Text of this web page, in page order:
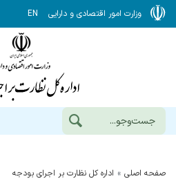
وزارت امور اقتصادی و دارایی EN
صفحه اصلی اداره كل نظارت بر اجراي بودجه